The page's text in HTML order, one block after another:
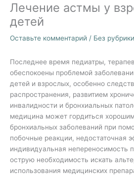
Лечение астмы у
детей
Оставьте комментарий / Без рубрики
Последнее время педиатры,
обеспокоены проблемой
детей и взрослых, особенно
распространения, развитием
инвалидности и бронхиальных
медицина может гордиться
бронхиальных заболеваний при
побочные реакции, недостаточная
индивидуальная непереносимость
острую необходимость искать
использования медицинских